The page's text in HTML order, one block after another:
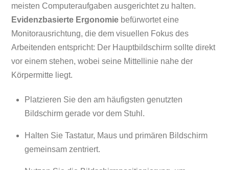
meisten Computeraufgaben ausgerichtet zu halten.
Evidenzbasierte Ergonomie befürwortet eine
Monitorausrichtung, die dem visuellen Fokus des
Arbeitenden entspricht: Der Hauptbildschirm sollte direkt
vor einem stehen, wobei seine Mittellinie nahe der
Körpermitte liegt.
Platzieren Sie den am häufigsten genutzten
Bildschirm gerade vor dem Stuhl.
Halten Sie Tastatur, Maus und primären Bildschirm
gemeinsam zentriert.